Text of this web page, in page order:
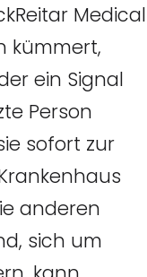
Medical
kümmert,
ein Signal
Person
sofort zur
anderen
sich um